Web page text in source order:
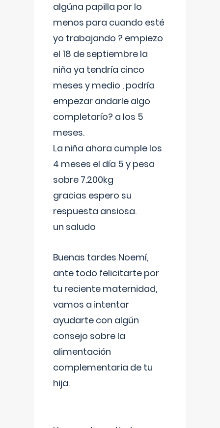
algúna papilla por lo
menos para cuando esté
yo trabajando ? empiezo
el 18 de septiembre la
niña ya tendría cinco
meses y medio , podría
empezar andarle algo
completarío? a los 5
meses.
La niña ahora cumple los
4 meses el día 5 y pesa
sobre 7.200kg
gracias espero su
respuesta ansiosa.
un saludo
Buenas tardes Noemí,
ante todo felicitarte por
tu reciente maternidad,
vamos a intentar
ayudarte con algún
consejo sobre la
alimentación
complementaria de tu
hija.